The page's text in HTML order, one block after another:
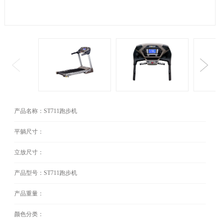
产品名称：ST711跑步机
平躺尺寸：
立放尺寸：
产品型号：ST711跑步机
产品重量：
颜色分类：